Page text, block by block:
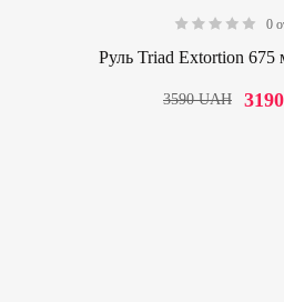
0
Руль Triad Extortion 675
3590UAH